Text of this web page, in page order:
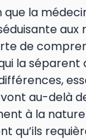
que la
aux
de
la séparent
au-delà
à la
qu’ils